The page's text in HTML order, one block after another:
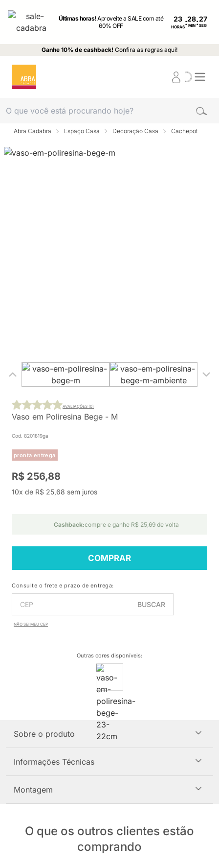
Últimas horas!Aproveite a SALE com até
60% OFF
23
HORAS: MIN : SEG
Ganhe 10% de cashback! Confira as regras aqui!
Abra Cadabra Espaço Casa Decoração Casa Cachepot
Vaso em Poliresina Bege - M
Cod. 8201819ga
pronta entrega
AVALIAÇÕES (0)
R$ 256,88
10x de R$ 25,68 sem juros
Cashback:compre e ganhe R$ 25,69 de volta
COMPRAR
Consulte o frete e prazo de entrega:
BUSCAR
NÃO SEI MEU CEP
Outras cores disponíveis:
Sobre o produto
Informações Técnicas
Montagem
O que os outros clientes estão
comprando